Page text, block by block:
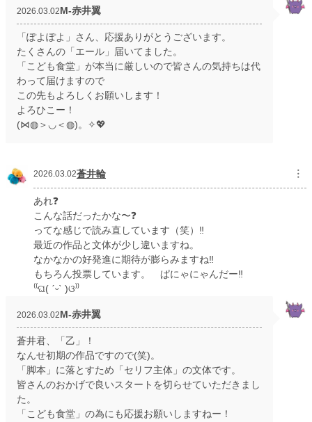
2026.03.02M‐赤井翼
「ぽよぽよ」さん、応援ありがとうございます。
たくさんの「エール」届いてました。
「こども食堂」が本当に厳しいので皆さんの気持ちは代
わって届けますので
この先もよろしくお願いします！
よろひこー！
(⋈◍＞◡＜◍)。✧💖
2026.03.02蒼井輪 ︙
あれ❓️
こんな話だったかな〜❓️
ってな感じで読み直しています（笑）‼️
最近の作品と文体が少し違いますね。
なかなかの好発進に期待が膨らみますね‼️
もちろん投票しています。 ぱにゃにゃんだー‼️
⁽⁠⁽⁠ଘ⁠(⁠ ⁠ˊ⁠ᵕ⁠ˋ⁠ ⁠)⁠ଓ⁠⁾⁠⁾
2026.03.02M‐赤井翼
蒼井君、「乙」！
なんせ初期の作品ですので(笑)。
「脚本」に落とすため「セリフ主体」の文体です。
皆さんのおかげで良いスタートを切らせていただきまし
た。
「こども食堂」の為にも応援お願いしますねー！